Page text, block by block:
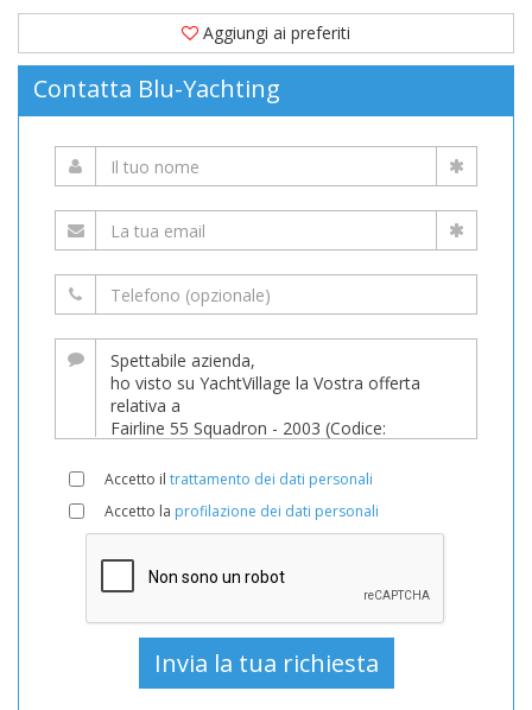
Aggiungi ai preferiti
Contatta Blu-Yachting
Accetto il trattamento dei dati personali
Accetto la profilazione dei dati personali